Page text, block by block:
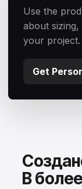
Use the
about
your project.
Get
В